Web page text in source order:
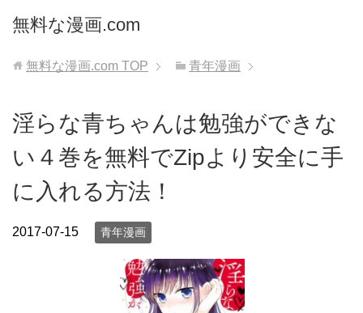
無料な漫画.com
無料な漫画.com TOP 青年漫画
淫らな青ちゃんは勉強ができな
い４巻を無料でZipより安全に手
に入れる方法！
2017-07-15 青年漫画